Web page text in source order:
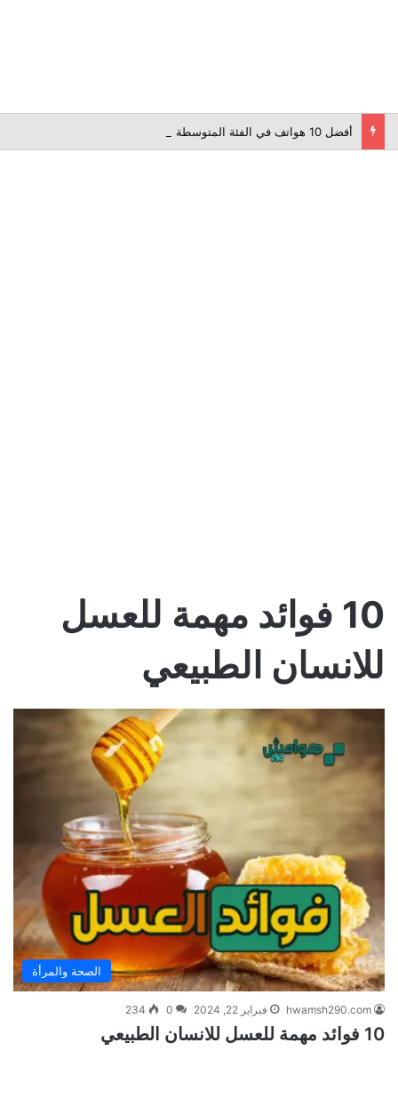
أفضل 10 هواتف في الفئة المتوسطة لعام 2026
10 فوائد مهمة للعسل
للانسان الطبيعي
الصحة والمرأة
hwamsh290.com فبراير 22, 2024 0
234
10 فوائد مهمة للعسل للانسان الطبيعي